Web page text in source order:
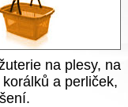
na plesy, na
a perliček,